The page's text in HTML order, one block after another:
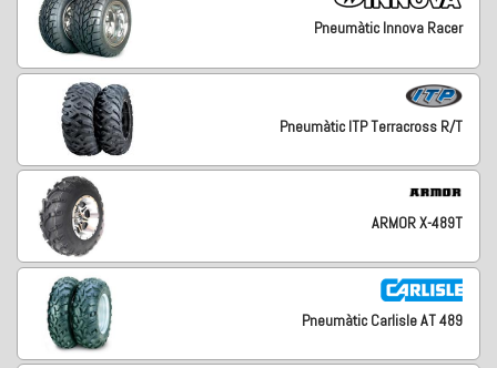
Pneumàtic Innova Racer
Pneumàtic ITP Terracross R/T
ARMOR X-489T
Pneumàtic Carlisle AT 489